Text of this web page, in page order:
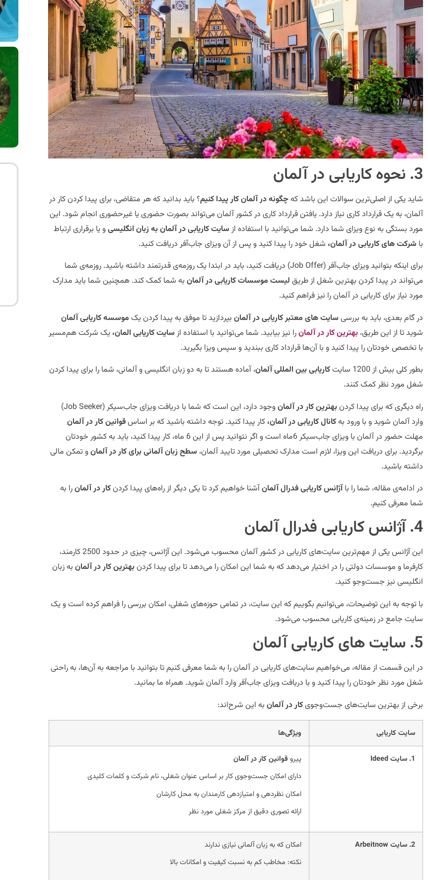
3. نحوه کاریابی در آلمان
شاید یکی از اصلی‌ترین سوالات این باشد کهچگونه در آلمان کار پیدا کنیم؟ باید بدانید که هر متقاضی، برای پیدا کردن کار در
آلمان، به یک قرارداد کاری نیاز دارد. یافتن قرارداد کاری در کشور آلمان می‌تواند بصورت حضوری یا غیرحضوری انجام شود. این
مورد بستگی به نوع ویزای شما دارد. شما می‌توانید با استفاده از سایت کاریابی در آلمان به زبان انگلیسیو یا برقراری ارتباط
با شرکت های کاریابی در آلمان، شغل خود را پیدا کنید و پس از آن ویزای جاب‌آفر دریافت کنید.
برای اینکه بتوانید ویزای جاب‌آفر (Job Offer) دریافت کنید، باید در ابتدا یک روزمه‌ی قدرتمند داشته باشید. روزمه‌ی شما
می‌تواند در پیدا کردن بهترین شغل از طریق لیست موسسات کاریابی در آلمان به شما کمک کند. همچنین شما باید مدارک
مورد نیاز برای کاریابی در آلمان را نیز فراهم کنید.
در گام بعدی، باید به بررسی سایت های معتبر کاریابی در آلمان بپردازید تا موفق به پیدا کردن یک موسسه کاریابی آلمان
شوید تا از این طریق، بهترین کار در آلمانرا نیز بیابید. شما می‌توانید با استفاده از سایت کاریابی المان، یک شرکت هم‌مسیر
با تخصص خودتان را پیدا کنید و با آن‌ها قرارداد کاری ببندید و سپس ویزا بگیرید.
بطور کلی بیش از 1200 سایت
کاریابی بین المللی آلمان، آماده هستند تا به دو زبان انگلیسی و آلمانی، شما را برای پیدا کردن
شغل مورد نظر کمک کنند.
راه دیگری که برای پیدا کردنبهترین کار در آلمان
وجود دارد، این است که شما با دریافت ویزای جاب‌سیکر (Job Seeker)
وارد آلمان شوید و با ورود بهکانال کاریابی در آلمان، کار پیدا کنید. توجه داشته باشید که بر اساسقوانین کار در آلمان
مهلت حضور در آلمان با ویزای جاب‌سیکر 6ماه است و اگر نتوانید پس از این 6 ماه، کار پیدا کنید، باید به کشور خودتان
برگردید. برای دریافت این ویزا، لازم است مدارک تحصیلی مورد تایید آلمان، سطح زبان آلمانی برای کار در آلمانو تمکن مالی
داشته باشید.
در ادامه‌ی مقاله، شما را باآژانس کاریابی فدرال آلمانآشنا خواهیم کرد تا یکی دیگر از راه‌های پیدا کردنکار در آلمانرا به
شما معرفی کنیم.
4. آژانس کاریابی فدرال آلمان
این آژانس یکی از مهم‌ترین سایت‌های کاریابی در کشور آلمان محسوب می‌شود. این آژانس، چیزی در حدود 2500 کارمند،
کارفرما و موسسات دولتی را در اختیار می‌دهد که به شما این امکان را می‌دهد تا برای پیدا کردنبهترین کار در آلمان به زبان
انگلیسی نیز جست‌وجو کنید.
با توجه به این توضیحات، می‌توانیم بگوییم که این سایت، در تمامی حوزه‌های شغلی، امکان بررسی را فراهم کرده است و یک
سایت جامع در زمینه‌ی کاریابی محسوب می‌شود.
5. سایت های کاریابی آلمان
در این قسمت از مقاله، می‌خواهیم سایت‌های کاریابی در آلمان را به شما معرفی کنیم تا بتوانید با مراجعه به آن‌ها، به راحتی
شغل مورد نظر خودتان را پیدا کنید و با دریافت ویزای جاب‌آفر وارد آلمان شوید. همراه ما بمانید.
برخی از بهترین سایت‌های جست‌وجویکار در آلمان به این شرح‌اند:
سایت کاریابی ویژگی‌ها
1. سایت Ideed پیرو قوانین کار در آلمان
دارای امکان جست‌وجوی کار بر اساس عنوان شغلی، نام شرکت و کلمات کلیدی
امکان نظردهی و امتیازدهی کارمندان به محل کارشان
ارائه تصوری دقیق از مرکز شغلی مورد نظر
2. سایت Arbeitnow
امکان که به زبان آلمانی نیازی ندارند
نکته: مخاطب کم به نسبت کیفیت و امکانات بالا